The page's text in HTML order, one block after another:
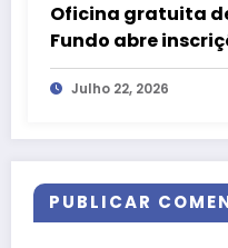
Oficina gratuita
Fundo abre
adultos
Julho 22, 2026
PUBLICAR